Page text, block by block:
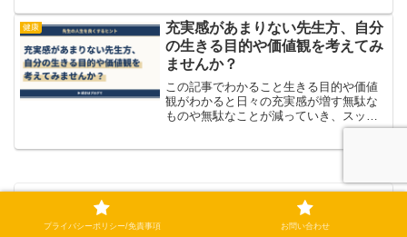
る人もいますし、仕事の処理が追いつか
ない人など原因は色々ある...
健康
充実感があまりない先生方、自分
の生きる目的や価値観を考えてみ
ませんか？
この記事でわかること生きる目的や価値
観がわかると日々の充実感が増す無駄な
ものや無駄なことが減っていき、スッキ
リと生きやすい人生になっていく充実感
お金の不安を抱えている先生方、まず”3
つの誤解”を手放してみませんか?
プライバシーポリシー/免責事項 お問い合わせ